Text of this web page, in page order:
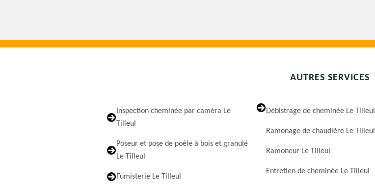
AUTRES SERVICES
Inspection cheminée par caméra Le
Tilleul
Poseur et pose de poêle à bois et granulé
Le Tilleul
Fumisterie Le Tilleul
Débistrage de cheminée Le Tilleul
Ramonage de chaudière Le Tilleul
Ramoneur Le Tilleul
Entretien de cheminée Le Tilleul